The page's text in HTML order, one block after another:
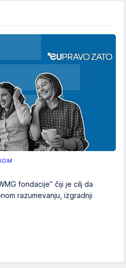
fondacije” čiji je cilj da
razumevanju, izgradnji